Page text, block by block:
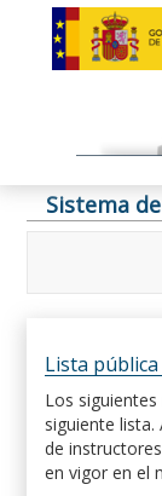
Sistema
Lista
Los
siguiente
de
en vigor en el